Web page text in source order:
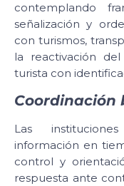
contemplando
señalización y
con turismos,
la reactivación
turista con
Coordinación
Las
información en
control y
respuesta ante